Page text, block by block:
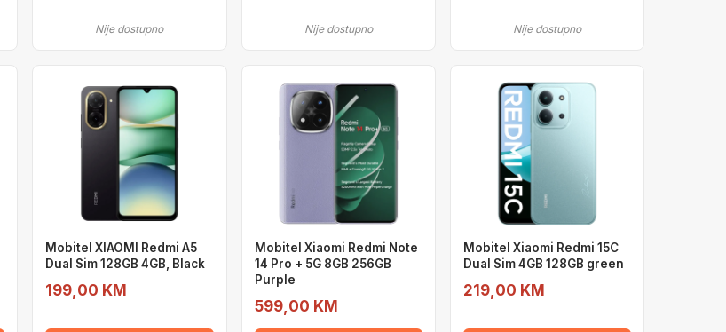
Nije dostupno Nije dostupno Nije dostupno
Mobitel XIAOMI Redmi A5
Dual Sim 128GB 4GB, Black
199,00 KM
Mobitel Xiaomi Redmi Note
14 Pro + 5G 8GB 256GB
Purple
599,00 KM
Mobitel Xiaomi Redmi 15C
Dual Sim 4GB 128GB green
219,00 KM